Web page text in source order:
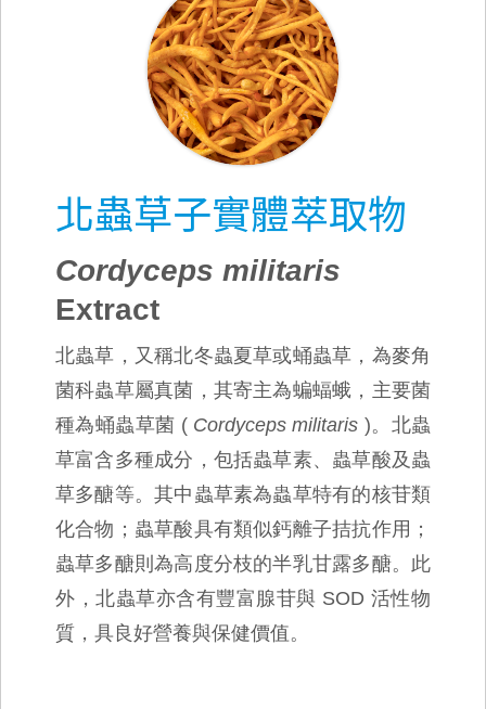
北蟲草子實體萃取物
Cordyceps militaris
Extract
北蟲草，又稱北冬蟲夏草或蛹蟲草，為麥角
菌科蟲草屬真菌，其寄主為蝙蝠蛾，主要菌
種為蛹蟲草菌 ( Cordyceps militaris )。北蟲
草富含多種成分，包括蟲草素、蟲草酸及蟲
草多醣等。其中蟲草素為蟲草特有的核苷類
化合物；蟲草酸具有類似鈣離子拮抗作用；
蟲草多醣則為高度分枝的半乳甘露多醣。此
外，北蟲草亦含有豐富腺苷與 SOD 活性物
質，具良好營養與保健價值。